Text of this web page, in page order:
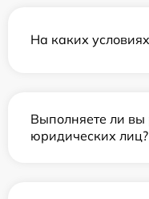
На каких
Выполняете ли вы
юридических лиц?